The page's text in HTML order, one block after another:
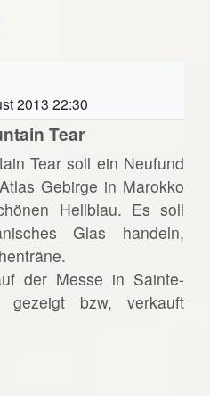
2013 22:30
Tear
Tear soll ein Neufund
Gebirge in Marokko
Hellblau. Es soll
Glas handeln,
der Messe in Sainte-
gezeigt bzw, verkauft